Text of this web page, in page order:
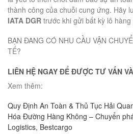
thành công của chuỗi cung ứng. Hãy
IATA DGR trước khi gửi bất kỳ lô hàng
BẠN ĐANG CÓ NHU CẦU VẬN
TẾ?
LIÊN HỆ NGAY ĐỂ ĐƯỢC TƯ VẤN
Xem thêm:
Quy Định An Toàn & Thủ Tục Hải
Hóa Đường Hàng Không – Chuyển
Logistics, Bestcargo